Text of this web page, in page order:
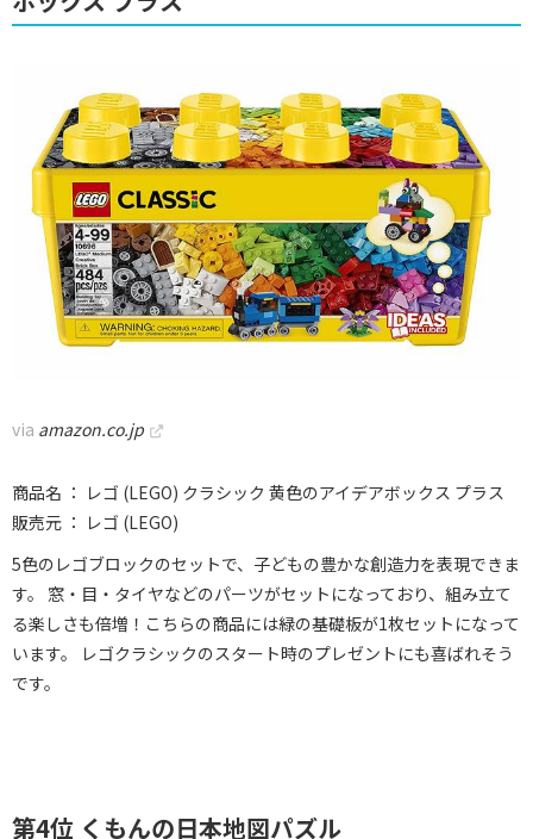
via amazon.co.jp
商品名 ： レゴ (LEGO) クラシック 黄色のアイデアボックス プラス
販売元 ： レゴ (LEGO)
5色のレゴブロックのセットで、子どもの豊かな創造力を表現できま
す。 窓・目・タイヤなどのパーツがセットになっており、組み立て
る楽しさも倍増！こちらの商品には緑の基礎板が1枚セットになって
います。 レゴクラシックのスタート時のプレゼントにも喜ばれそう
です。
第4位 くもんの日本地図パズル